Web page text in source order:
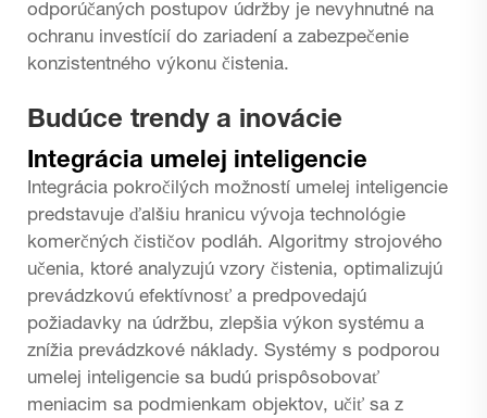
odporúčaných postupov údržby je nevyhnutné na
ochranu investícií do zariadení a zabezpečenie
konzistentného výkonu čistenia.
Budúce trendy a inovácie
Integrácia umelej inteligencie
Integrácia pokročilých možností umelej inteligencie
predstavuje ďalšiu hranicu vývoja technológie
komerčných čističov podláh. Algoritmy strojového
učenia, ktoré analyzujú vzory čistenia, optimalizujú
prevádzkovú efektívnosť a predpovedajú
požiadavky na údržbu, zlepšia výkon systému a
znížia prevádzkové náklady. Systémy s podporou
umelej inteligencie sa budú prispôsobovať
meniacim sa podmienkam objektov, učiť sa z